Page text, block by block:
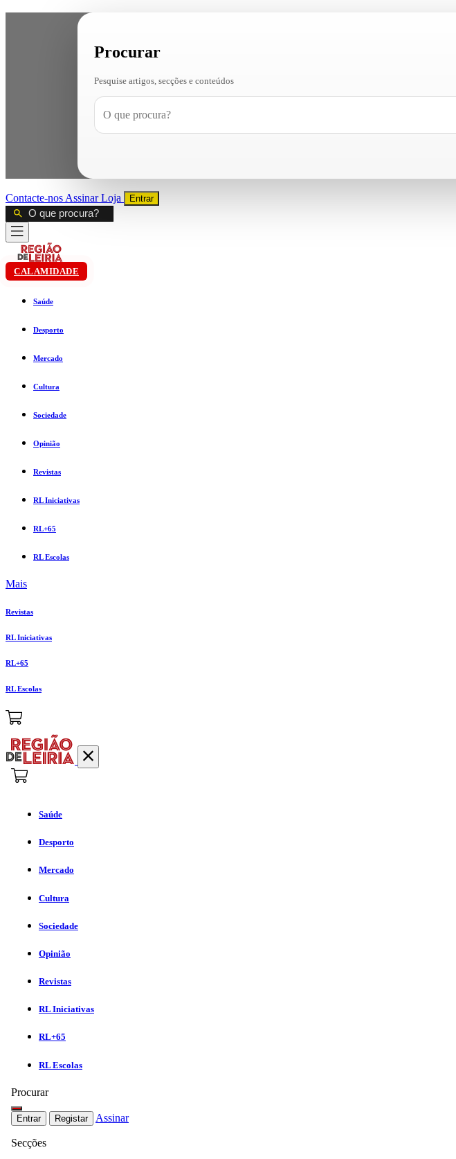
Procurar
Pesquise artigos, secções e conteúdos
Contacte-nos AssinarLoja Entrar
CALAMIDADE
Saúde
Desporto
Mercado
Cultura
Sociedade
Opinião
Revistas
RL Iniciativas
RL+65
RL Escolas
Mais
Revistas
RL Iniciativas
RL+65
RL Escolas
Saúde
Desporto
Mercado
Cultura
Sociedade
Opinião
Revistas
RL Iniciativas
RL+65
RL Escolas
Procurar
Entrar Registar Assinar
Secções